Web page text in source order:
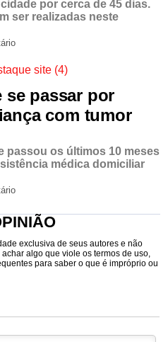
por cerca de 45 dias.
ser realizadas neste
se passar por
com tumor
passou os últimos 10 meses
médica domiciliar
exclusiva de seus autores e não
algo que viole os termos de uso,
para saber o que é impróprio ou